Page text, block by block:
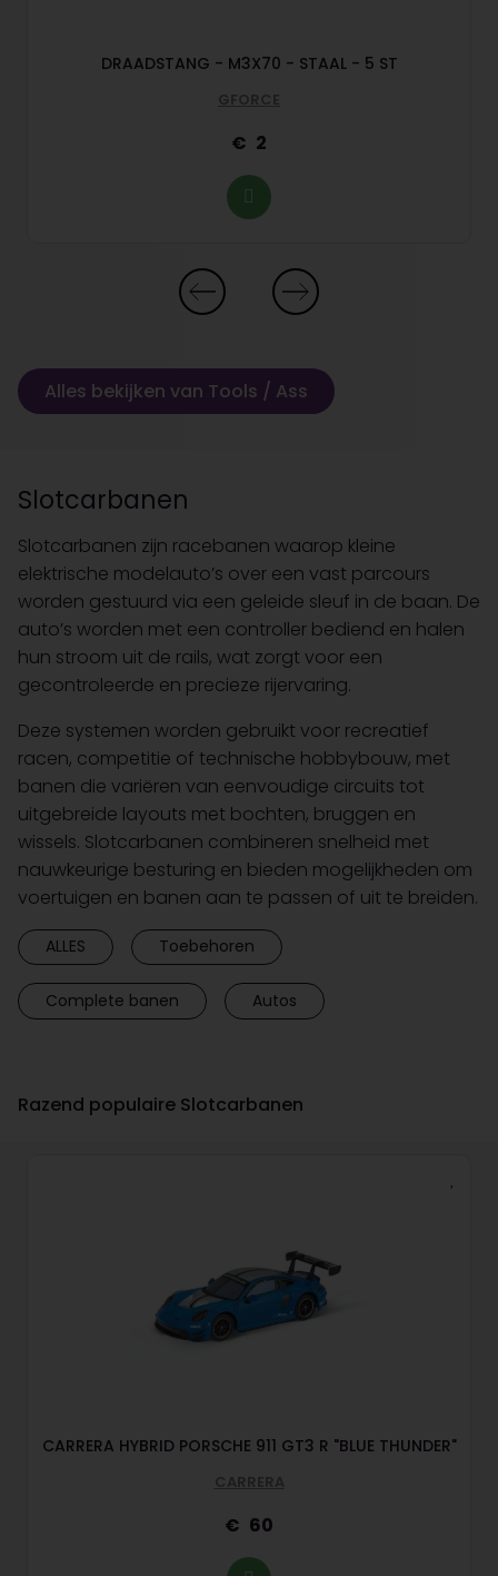
DRAADSTANG - M3X70 - STAAL - 5 ST
GFORCE
2
Alles bekijken van Tools / Ass
Slotcarbanen
Slotcarbanen zijn racebanen waarop kleine
elektrische modelauto’s over een vast parcours
worden gestuurd via een geleide sleuf in de baan. De
auto’s worden met een controller bediend en halen
hun stroom uit de rails, wat zorgt voor een
gecontroleerde en precieze rijervaring.
Deze systemen worden gebruikt voor recreatief
racen, competitie of technische hobbybouw, met
banen die variëren van eenvoudige circuits tot
uitgebreide layouts met bochten, bruggen en
wissels. Slotcarbanen combineren snelheid met
nauwkeurige besturing en bieden mogelijkheden om
voertuigen en banen aan te passen of uit te breiden.
ALLES Toebehoren
Complete banen Autos
Razend populaire Slotcarbanen
CARRERA HYBRID PORSCHE 911 GT3 R "BLUE THUNDER"
CARRERA
60